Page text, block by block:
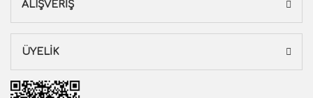
ALIŞVERİŞ
ÜYELİK